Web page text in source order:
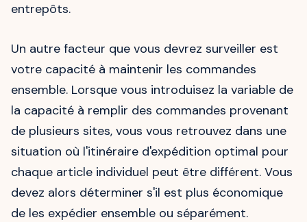
entrepôts.
Un autre facteur que vous devrez surveiller est
votre capacité à maintenir les commandes
ensemble. Lorsque vous introduisez la variable de
la capacité à remplir des commandes provenant
de plusieurs sites, vous vous retrouvez dans une
situation où l'itinéraire d'expédition optimal pour
chaque article individuel peut être différent. Vous
devez alors déterminer s'il est plus économique
de les expédier ensemble ou séparément.